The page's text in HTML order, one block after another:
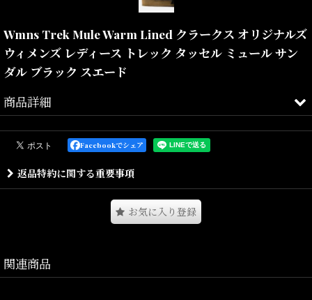
Wmns Trek Mule Warm Lined クラークス オリジナルズ
ウィメンズ レディース トレック タッセル ミュール サン
ダル ブラック スエード
商品詳細
クラークスオリジナルズの「ウィメンズトレックミュール」。
デザートトレックのデザインを継承したミュールサンダルタイプで
ヒールストラップや甲のベルトでサイズ調節ができ、靴自体のアク
セントにもなっています。
Facebookでシェア
返品特約に関する重要事項
お気に入り登録
関連商品